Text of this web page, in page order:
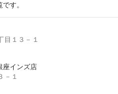
す。
目１３－１
インズ店
－１